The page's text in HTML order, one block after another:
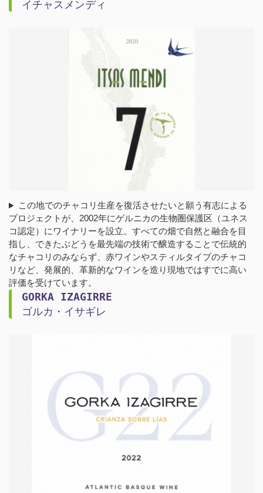
イチャスメンディ
この地でのチャコリ生産を復活させたいと願う有志による
プロジェクトが、2002年にゲルニカの生物圏保護区（ユネス
コ認定）にワイナリーを設立。すべての畑で自然と融合を目
指し、できたぶどうを最先端の技術で醸造することで伝統的
なチャコリのみならず、赤ワインやスティルタイプのチャコ
リなど、発展的、革新的なワインを造り現地ではすでに高い
評価を受けています。
GORKA IZAGIRRE
ゴルカ・イサギレ